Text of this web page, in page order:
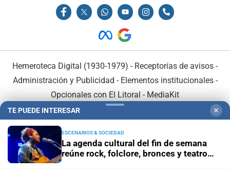
Hemeroteca Digital (1930-1979) - Receptorías de avisos -
Administración y Publicidad - Elementos institucionales-
Opcionales con El Litoral - MediaKit
TE PUEDE INTERESAR ✕
ESCENARIOS & SOCIEDAD
La agenda cultural del fin de semana
reúne rock, folclore, bronces y teatro